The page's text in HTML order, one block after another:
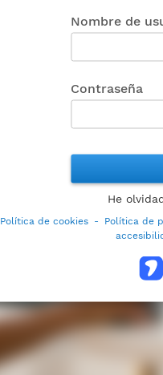
Nombre de
Contraseña
He
Política de cookies - Política de